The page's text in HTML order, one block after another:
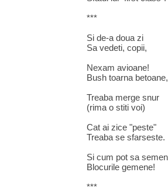
***
Si de-a doua zi
Sa vedeti, copii,
Nexam avioane!
Bush toarna betoane,
Treaba merge snur
(rima o stiti voi)
Cat ai zice "peste"
Treaba se sfarseste.
Si cum pot sa
Blocurile gemene!
***